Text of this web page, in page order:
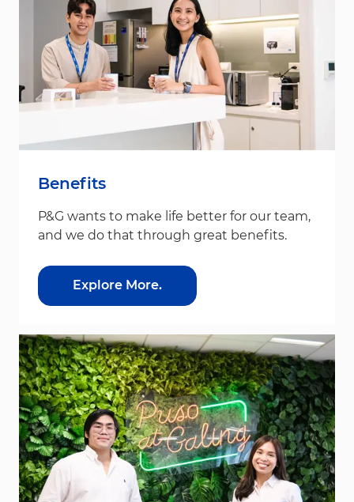
Benefits
P&G wants to make life better for our team,
and we do that through great benefits.
Explore More.